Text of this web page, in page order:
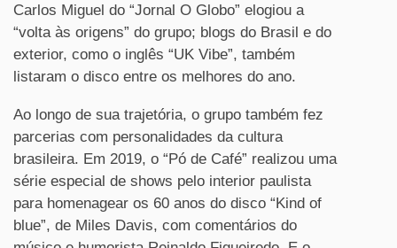
Carlos Miguel do “Jornal O Globo” elogiou a
“volta às origens” do grupo; blogs do Brasil e do
exterior, como o inglês “UK Vibe”, também
listaram o disco entre os melhores do ano.
Ao longo de sua trajetória, o grupo também fez
parcerias com personalidades da cultura
brasileira. Em 2019, o “Pó de Café” realizou uma
série especial de shows pelo interior paulista
para homenagear os 60 anos do disco “Kind of
blue”, de Miles Davis, com comentários do